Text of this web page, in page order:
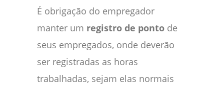
É obrigação do empregador
manter um registro de ponto de
seus empregados, onde deverão
ser registradas as horas
trabalhadas, sejam elas normais